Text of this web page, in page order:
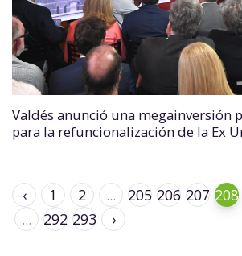
Valdés anunció una megainversión
para la refuncionalización de la Ex
‹ 1 2 ... 205 206 207 208
...
292 293 ›